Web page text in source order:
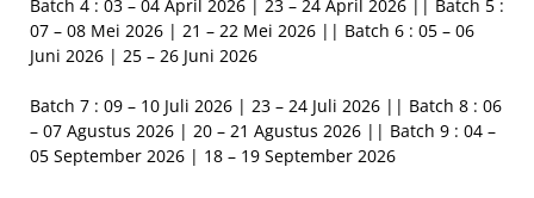
Batch 4 : 03 – 04 April 2026 | 23 – 24 April 2026 || Batch 5 :
07 – 08 Mei 2026 | 21 – 22 Mei 2026 || Batch 6 : 05 – 06
Juni 2026 | 25 – 26 Juni 2026
Batch 7 : 09 – 10 Juli 2026 | 23 – 24 Juli 2026 || Batch 8 : 06
– 07 Agustus 2026 | 20 – 21 Agustus 2026 || Batch 9 : 04 –
05 September 2026 | 18 – 19 September 2026